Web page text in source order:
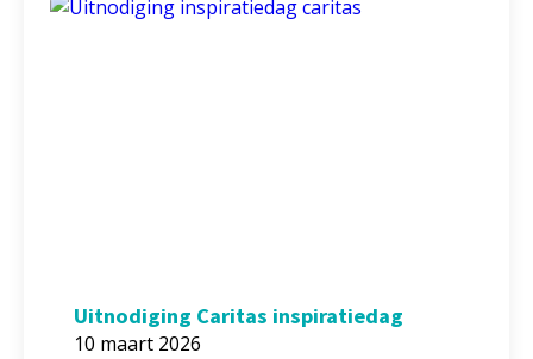
Uitnodiging Caritas inspiratiedag
10 maart 2026